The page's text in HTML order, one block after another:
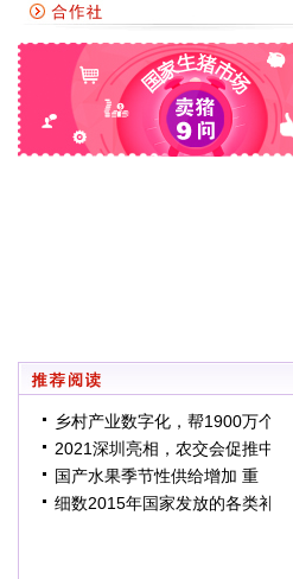
乡村产业数字化，帮1900万个
2021深圳亮相，农交会促推中
国产水果季节性供给增加 重
细数2015年国家发放的各类补